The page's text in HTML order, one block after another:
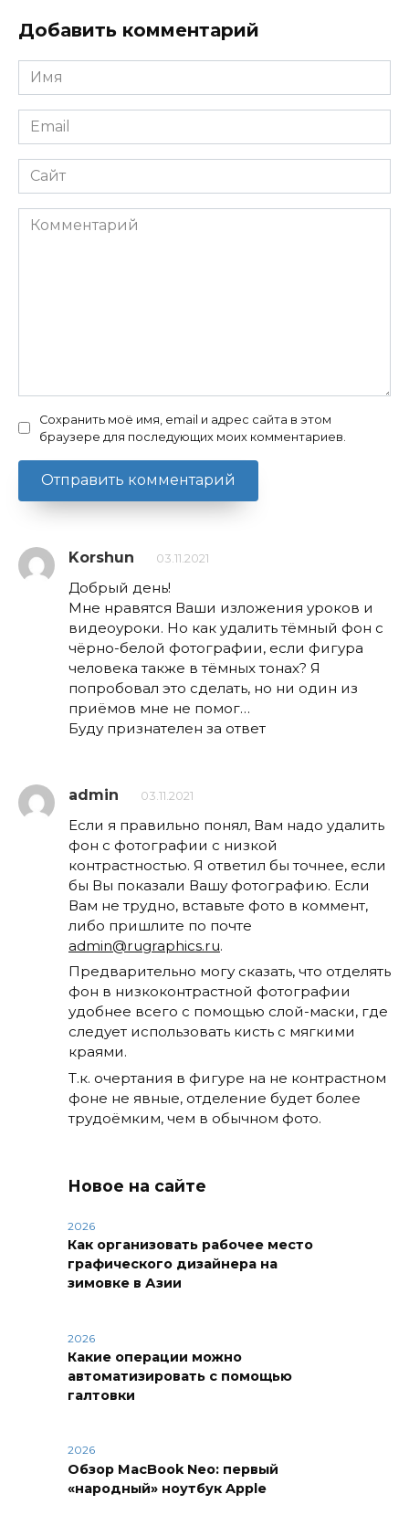
Добавить комментарий
Имя
*
Email
*
Сайт
Комментарий
Сохранить моё имя, email и адрес сайта в этом
браузере для последующих моих комментариев.
Korshun 03.11.2021
Добрый день!
Мне нравятся Ваши изложения уроков и
видеоуроки. Но как удалить тёмный фон с
чёрно-белой фотографии, если фигура
человека также в тёмных тонах? Я
попробовал это сделать, но ни один из
приёмов мне не помог…
Буду признателен за ответ
admin 03.11.2021
Если я правильно понял, Вам надо удалить
фон с фотографии с низкой
контрастностью. Я ответил бы точнее, если
бы Вы показали Вашу фотографию. Если
Вам не трудно, вставьте фото в коммент,
либо пришлите по почте
admin@rugraphics.ru.
Предварительно могу сказать, что отделять
фон в низкоконтрастной фотографии
удобнее всего с помощью слой-маски, где
следует использовать кисть с мягкими
краями.
Т.к. очертания в фигуре на не контрастном
фоне не явные, отделение будет более
трудоёмким, чем в обычном фото.
Новое на сайте
2026
Как организовать рабочее место
графического дизайнера на
зимовке в Азии
2026
Какие операции можно
автоматизировать с помощью
галтовки
2026
Обзор MacBook Neo: первый
«народный» ноутбук Apple